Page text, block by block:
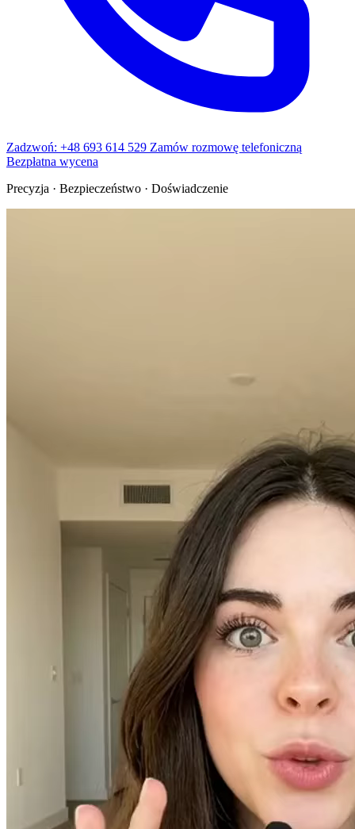
Zadzwoń: +48 693 614 529 Zamów rozmowę telefoniczną
Bezpłatna wycena
Precyzja · Bezpieczeństwo · Doświadczenie